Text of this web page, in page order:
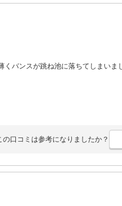
くバンスが跳ね池に落ちてしまいま
の口コミは参考になりましたか？